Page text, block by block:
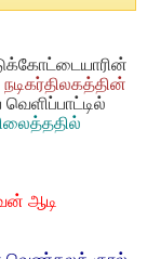
நடிகர்திலகத்தின்
ஆடி